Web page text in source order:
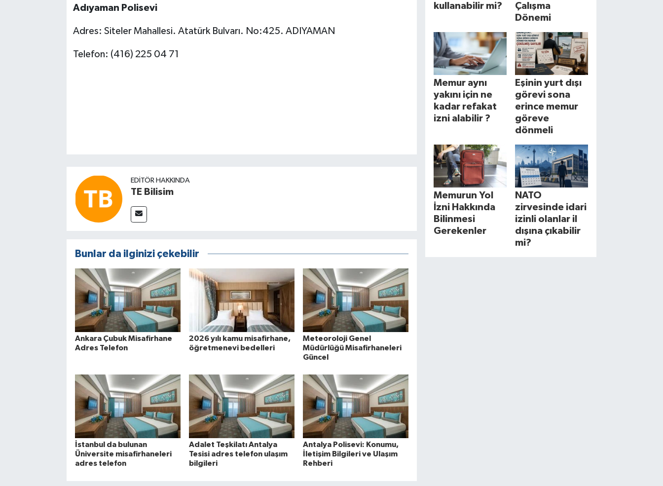
Adıyaman Polisevi
Adres: Siteler Mahallesi. Atatürk Bulvarı. No:425. ADIYAMAN
Telefon: (416) 225 04 71
EDITÖR HAKKINDA
TE Bilisim
Bunlar da ilginizi çekebilir
Ankara Çubuk Misafirhane
Adres Telefon
2026 yılı kamu misafirhane,
öğretmenevi bedelleri
Meteoroloji Genel
Müdürlüğü Misafirhaneleri
Güncel
İstanbul da bulunan
Üniversite misafirhaneleri
adres telefon
Adalet Teşkilatı Antalya
Tesisi adres telefon ulaşım
bilgileri
Antalya Polisevi: Konumu,
İletişim Bilgileri ve Ulaşım
Rehberi
kullanabilir mi?
Çalışma
Dönemi
Memur aynı
yakını için ne
kadar refakat
izni alabilir ?
Eşinin yurt dışı
görevi sona
erince memur
göreve
dönmeli
Memurun Yol
İzni Hakkında
Bilinmesi
Gerekenler
NATO
zirvesinde idari
izinli olanlar il
dışına çıkabilir
mi?